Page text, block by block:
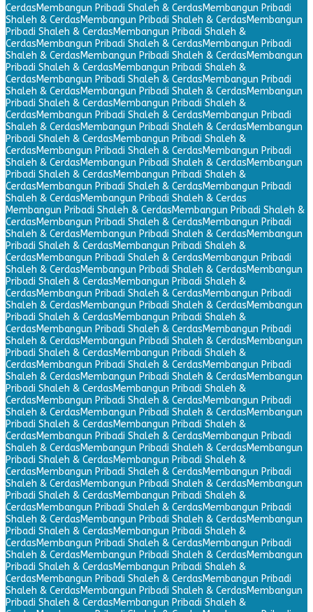
CerdasMembangun Pribadi Shaleh & CerdasMembangun Pribadi
Shaleh & CerdasMembangun Pribadi Shaleh & CerdasMembangun
Pribadi Shaleh & CerdasMembangun Pribadi Shaleh &
CerdasMembangun Pribadi Shaleh & CerdasMembangun Pribadi
Shaleh & CerdasMembangun Pribadi Shaleh & CerdasMembangun
Pribadi Shaleh & CerdasMembangun Pribadi Shaleh &
CerdasMembangun Pribadi Shaleh & CerdasMembangun Pribadi
Shaleh & CerdasMembangun Pribadi Shaleh & CerdasMembangun
Pribadi Shaleh & CerdasMembangun Pribadi Shaleh &
CerdasMembangun Pribadi Shaleh & CerdasMembangun Pribadi
Shaleh & CerdasMembangun Pribadi Shaleh & CerdasMembangun
Pribadi Shaleh & CerdasMembangun Pribadi Shaleh &
CerdasMembangun Pribadi Shaleh & CerdasMembangun Pribadi
Shaleh & CerdasMembangun Pribadi Shaleh & CerdasMembangun
Pribadi Shaleh & CerdasMembangun Pribadi Shaleh &
CerdasMembangun Pribadi Shaleh & CerdasMembangun Pribadi
Shaleh & CerdasMembangun Pribadi Shaleh & Cerdas
Membangun Pribadi Shaleh & CerdasMembangun Pribadi Shaleh &
CerdasMembangun Pribadi Shaleh & CerdasMembangun Pribadi
Shaleh & CerdasMembangun Pribadi Shaleh & CerdasMembangun
Pribadi Shaleh & CerdasMembangun Pribadi Shaleh &
CerdasMembangun Pribadi Shaleh & CerdasMembangun Pribadi
Shaleh & CerdasMembangun Pribadi Shaleh & CerdasMembangun
Pribadi Shaleh & CerdasMembangun Pribadi Shaleh &
CerdasMembangun Pribadi Shaleh & CerdasMembangun Pribadi
Shaleh & CerdasMembangun Pribadi Shaleh & CerdasMembangun
Pribadi Shaleh & CerdasMembangun Pribadi Shaleh &
CerdasMembangun Pribadi Shaleh & CerdasMembangun Pribadi
Shaleh & CerdasMembangun Pribadi Shaleh & CerdasMembangun
Pribadi Shaleh & CerdasMembangun Pribadi Shaleh &
CerdasMembangun Pribadi Shaleh & CerdasMembangun Pribadi
Shaleh & CerdasMembangun Pribadi Shaleh & CerdasMembangun
Pribadi Shaleh & CerdasMembangun Pribadi Shaleh &
CerdasMembangun Pribadi Shaleh & CerdasMembangun Pribadi
Shaleh & CerdasMembangun Pribadi Shaleh & CerdasMembangun
Pribadi Shaleh & CerdasMembangun Pribadi Shaleh &
CerdasMembangun Pribadi Shaleh & CerdasMembangun Pribadi
Shaleh & CerdasMembangun Pribadi Shaleh & CerdasMembangun
Pribadi Shaleh & CerdasMembangun Pribadi Shaleh &
CerdasMembangun Pribadi Shaleh & CerdasMembangun Pribadi
Shaleh & CerdasMembangun Pribadi Shaleh & CerdasMembangun
Pribadi Shaleh & CerdasMembangun Pribadi Shaleh &
CerdasMembangun Pribadi Shaleh & CerdasMembangun Pribadi
Shaleh & CerdasMembangun Pribadi Shaleh & CerdasMembangun
Pribadi Shaleh & CerdasMembangun Pribadi Shaleh &
CerdasMembangun Pribadi Shaleh & CerdasMembangun Pribadi
Shaleh & CerdasMembangun Pribadi Shaleh & CerdasMembangun
Pribadi Shaleh & CerdasMembangun Pribadi Shaleh &
CerdasMembangun Pribadi Shaleh & CerdasMembangun Pribadi
Shaleh & CerdasMembangun Pribadi Shaleh & CerdasMembangun
Pribadi Shaleh & CerdasMembangun Pribadi Shaleh &